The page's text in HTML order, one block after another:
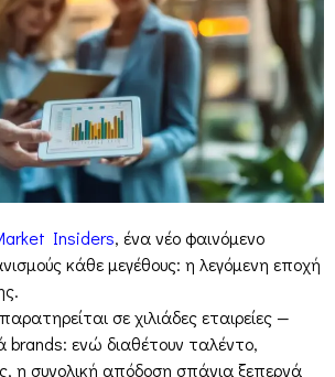
Insiders, ένα νέο φαινόμενο
κάθε μεγέθους: η λεγόμενη εποχή
σε χιλιάδες εταιρείες —
brands: ενώ διαθέτουν ταλέντο,
η συνολική απόδοση σπάνια ξεπερνά